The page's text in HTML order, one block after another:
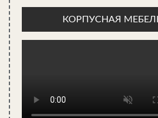
определенного объема
выгоднее установить более
Сооружение септика выполняем по
В выбранном месте (оно должно
санитарным нормативам и
КОРПУСНАЯ